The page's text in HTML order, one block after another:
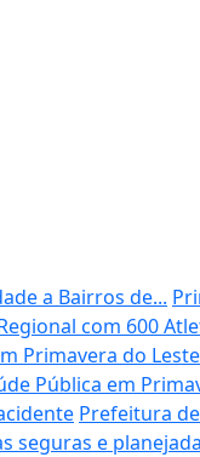
a Bairros de...
com 600
Primavera do Leste
Pública em
Prefeitura
seguras e